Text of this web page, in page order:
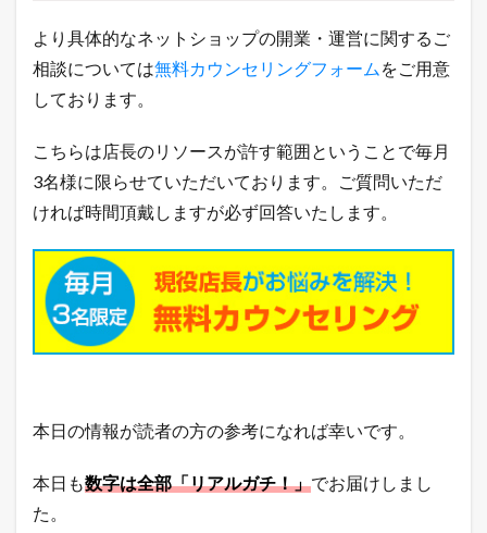
より具体的なネットショップの開業・運営に関するご
相談については無料カウンセリングフォーム をご用意
しております。
こちらは店長のリソースが許す範囲ということで毎月
3名様に限らせていただいております。ご質問いただ
ければ時間頂戴しますが必ず回答いたします。
本日の情報が読者の方の参考になれば幸いです。
本日も数字は全部「リアルガチ！」でお届けしまし
た。